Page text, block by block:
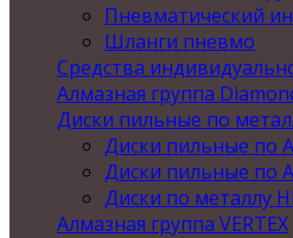
Пневматический
Шланги пневмо
Средства
Алмазная группа
Диски пильные по
Диски пильные по
Диски пильные по
Диски по металлу
Алмазная группа VERTEX